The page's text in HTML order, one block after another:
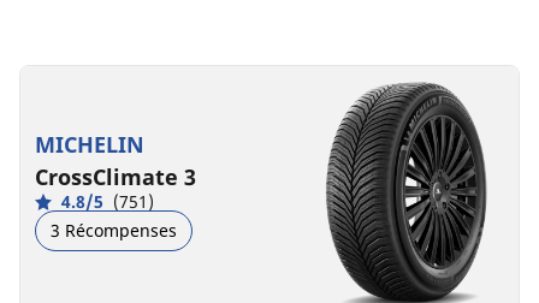
MICHELIN
CrossClimate 3
4.8/5 (751)
3 Récompenses